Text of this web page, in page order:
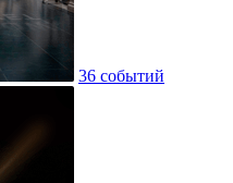
36 событий